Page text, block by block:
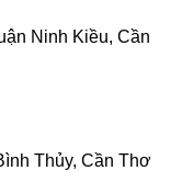
Ninh Kiều, Cần
Thủy, Cần Thơ